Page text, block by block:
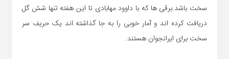
سخت باشد.برقی ها که با داوود مهابادی تا این هفته تنها شش گل
دریافت کرده اند و آمار خوبی را به جا گذاشته اند یک حریف سر
سخت برای ایرانجوان هستند.